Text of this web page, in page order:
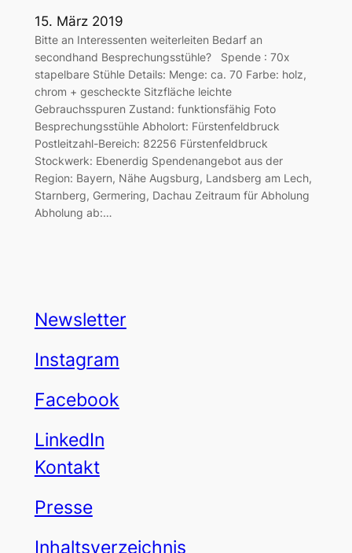
15. März 2019
Bitte an Interessenten weiterleiten Bedarf an
secondhand Besprechungsstühle? Spende : 70x
stapelbare Stühle Details: Menge: ca. 70 Farbe: holz,
chrom + gescheckte Sitzfläche leichte
Gebrauchsspuren Zustand: funktionsfähig Foto
Besprechungsstühle Abholort: Fürstenfeldbruck
Postleitzahl-Bereich: 82256 Fürstenfeldbruck
Stockwerk: Ebenerdig Spendenangebot aus der
Region: Bayern, Nähe Augsburg, Landsberg am Lech,
Starnberg, Germering, Dachau Zeitraum für Abholung
Abholung ab:…
Newsletter
Instagram
Facebook
LinkedIn
Kontakt
Presse
Inhaltsverzeichnis